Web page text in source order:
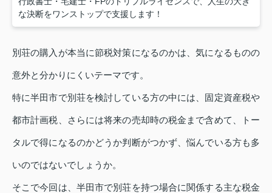
な決断をワンストップで支援します！
別荘の購入が本当に節税対策になるのかは、気になるものの
意外と分かりにくいテーマです。
特に半田市で別荘を検討している方の中には、固定資産税や
都市計画税、さらには将来の売却時の税金まで含めて、トー
タルで得になるのかどうか判断がつかず、悩んでいる方も多
いのではないでしょうか。
そこで今回は、半田市で別荘を持つ場合に関係する主な税金